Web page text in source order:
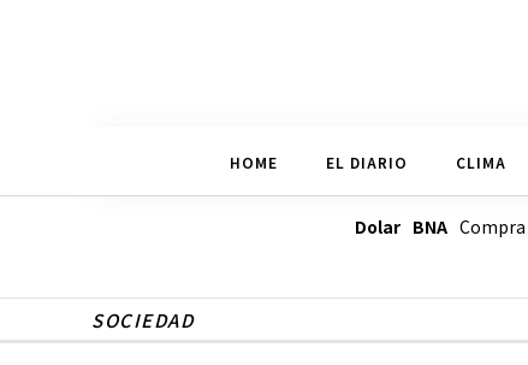
HOME EL DIARIO CLIMA
Dolar BNACompra
SOCIEDAD